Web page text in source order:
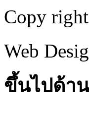
Copy
Web
ขึ้นไปด้า